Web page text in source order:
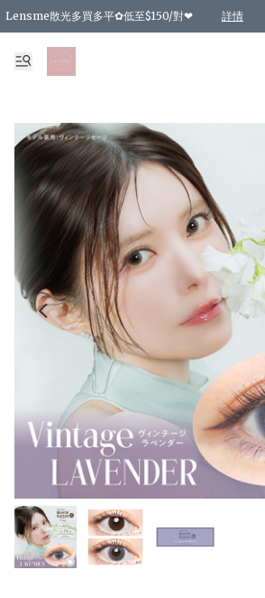
Lensme散光多買多平✿低至$150/對❤ 詳情
台灣Karacon⁩✧日拋 特價清貨❁⃘
日本韓國多款日/月拋現貨☼ 特價❤︎數量有限 售完即止
🇰🇷韓國多款月拋現貨 特價兩對$99✿數量有限 售完即
精選商品，任選買2件或以上9 折；買4件或以上85 折
精選商品，任選買2件HKD 140.00；買4件HKD
精選商品，任選買2件HKD 190.00；買4件HKD
精選商品，任選買2件HKD 110.00；買4件HKD
精選商品，任選買2件HKD 170.00；買4件HKD
精選商品，任選買2件或以上減HKD 148.00
精選商品，任選買2件或以上減HKD 148.00
精選商品，任選買2件或以上95 折；買4件或以上9
精選商品，任選買12件或以上87 折
精選商品，任選買2件或以上減HKD 16.00；買4
精選商品，任選買2件或以上95 折；買4件或以上9
購物滿 HKD 800.00即享免運費優惠！（適用於 特定